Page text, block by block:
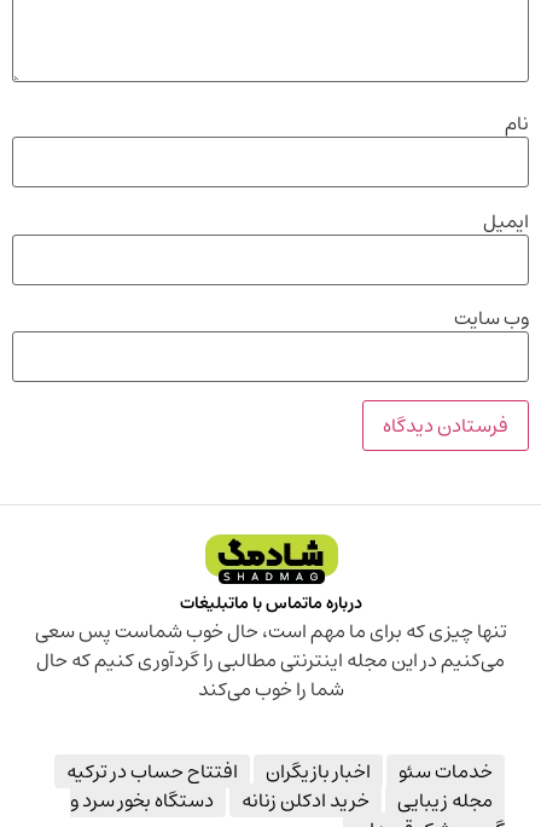
نام
ایمیل
وب‌ سایت
درباره ماتماس با ماتبلیغات
تنها چیزی که برای ما مهم است، حال خوب شماست پس سعی
می‌کنیم در این مجله اینترنتی مطالبی را گردآوری کنیم که حال
شما را خوب می‌کند
خدمات سئو اخبار بازیگران
افتتاح حساب در ترکیه
مجله زیبایی
خرید ادکلن زنانه
دستگاه بخور سرد و